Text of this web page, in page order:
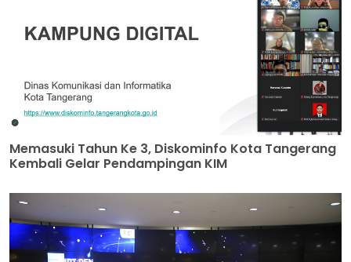
Memasuki Tahun Ke 3, Diskominfo Kota Tangerang
Kembali Gelar Pendampingan KIM